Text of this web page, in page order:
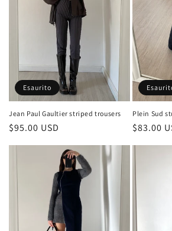
Esaurito
Jean Paul Gaultier striped trousers
Prezzo
$95.00 USD
Plein Sud
Prezzo
$83.00